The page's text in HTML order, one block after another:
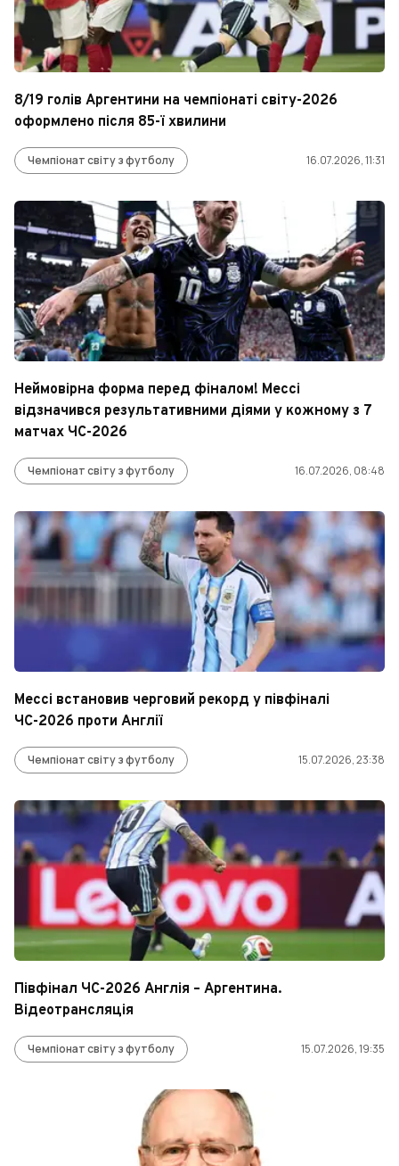
8/19 голів Аргентини на чемпіонаті світу-2026
оформлено після 85-ї хвилини
Чемпіонат світу з футболу 16.07.2026, 11:31
Неймовірна форма перед фіналом! Мессі
відзначився результативними діями у кожному з 7
матчах ЧС-2026
Чемпіонат світу з футболу 16.07.2026, 08:48
Мессі встановив черговий рекорд у півфіналі
ЧС-2026 проти Англії
Чемпіонат світу з футболу 15.07.2026, 23:38
Півфінал ЧС-2026 Англія – Аргентина.
Відеотрансляція
Чемпіонат світу з футболу 15.07.2026, 19:35